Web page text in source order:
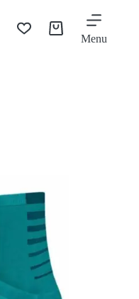
Menu